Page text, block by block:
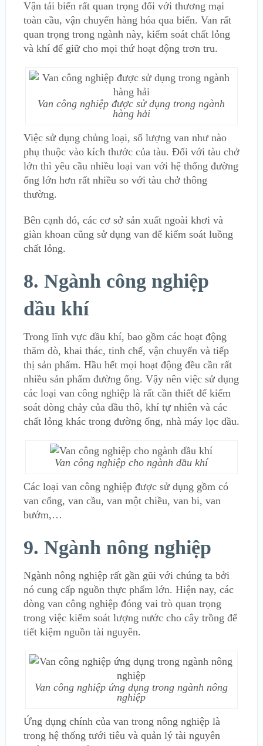
Vận tải biển rất quan trọng đối với thương mại
toàn cầu, vận chuyển hàng hóa qua biển. Van rất
quan trọng trong ngành này, kiểm soát chất lỏng
và khí để giữ cho mọi thứ hoạt động trơn tru.
Van công nghiệp được sử dụng trong ngành
hàng hải
Việc sử dụng chủng loại, số lượng van như nào
phụ thuộc vào kích thước của tàu. Đối với tàu chở
lớn thì yêu cầu nhiều loại van với hệ thống đường
ống lớn hơn rất nhiều so với tàu chở thông
thường.
Bên cạnh đó, các cơ sở sản xuất ngoài khơi và
giàn khoan cũng sử dụng van để kiểm soát luồng
chất lỏng.
8. Ngành công nghiệp
dầu khí
Trong lĩnh vực dầu khí, bao gồm các hoạt động
thăm dò, khai thác, tinh chế, vận chuyển và tiếp
thị sản phẩm. Hầu hết mọi hoạt động đều cần rất
nhiều sản phẩm đường ống. Vậy nên việc sử dụng
các loại van công nghiệp là rất cần thiết để kiểm
soát dòng chảy của dầu thô, khí tự nhiên và các
chất lỏng khác trong đường ống, nhà máy lọc dầu.
Van công nghiệp cho ngành dầu khí
Các loại van công nghiệp được sử dụng gồm có
van cổng, van cầu, van một chiều, van bi, van
bướm,…
9. Ngành nông nghiệp
Ngành nông nghiệp rất gần gũi với chúng ta bởi
nó cung cấp nguồn thực phẩm lớn. Hiện nay, các
dòng van công nghiệp đóng vai trò quan trọng
trong việc kiểm soát lượng nước cho cây trồng để
tiết kiệm nguồn tài nguyên.
Van công nghiệp ứng dụng trong ngành nông
nghiệp
Ứng dụng chính của van trong nông nghiệp là
trong hệ thống tưới tiêu và quản lý tài nguyên